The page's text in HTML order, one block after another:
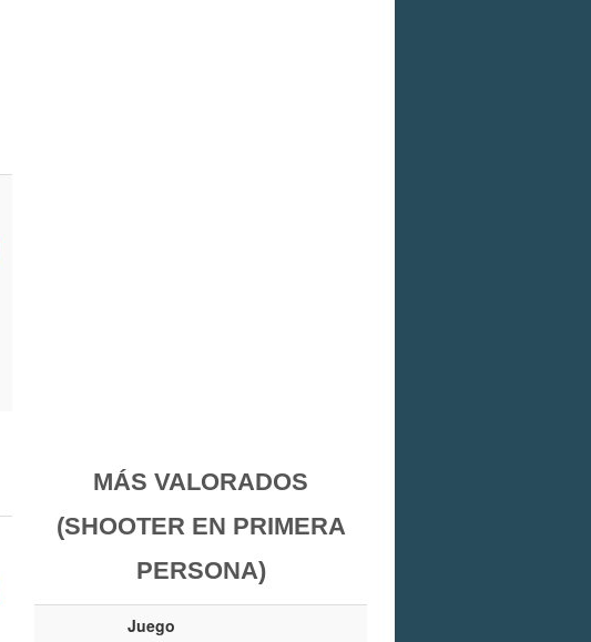
MÁS VALORADOS
(SHOOTER EN PRIMERA
PERSONA)
Juego